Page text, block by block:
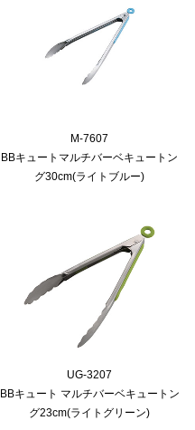
M-7607
BBキュートマルチバーベキュートン
グ30cm(ライトブルー)
UG-3207
BBキュート マルチバーベキュートン
グ23cm(ライトグリーン)